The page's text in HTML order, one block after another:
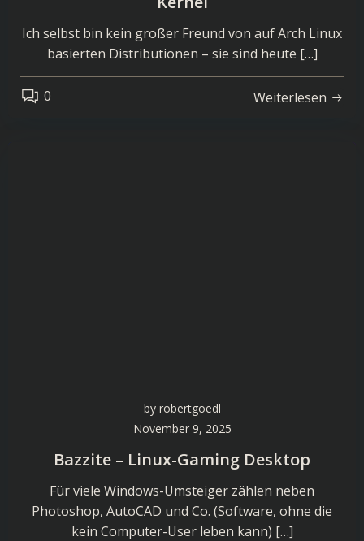
Ich selbst bin kein großer Freund von auf Arch Linux
basierten Distributionen – sie sind heute […]
0 Weiterlesen
by robertgoedl
November 9, 2025
Bazzite – Linux-Gaming Desktop
Für viele Windows-Umsteiger zählen neben
Photoshop, AutoCAD und Co. (Software, ohne die
kein Computer-User leben kann) […]